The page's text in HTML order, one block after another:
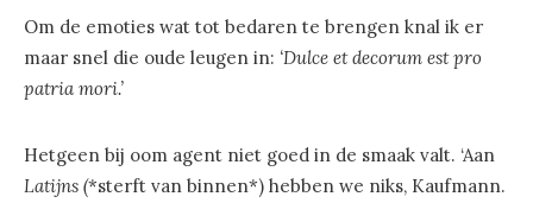
Om de emoties wat tot bedaren te brengen knal ik er
maar snel die oude leugen in: ‘Dulce et decorum est pro
patria mori.’
Hetgeen bij oom agent niet goed in de smaak valt. ‘Aan
Latijns (*sterft van binnen*) hebben we niks, Kaufmann.